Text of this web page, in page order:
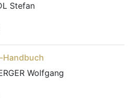
Stefan
Handbuch
Wolfgang